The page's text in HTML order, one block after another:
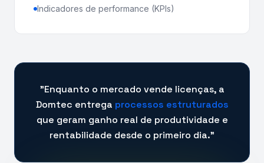
Indicadores de performance (KPIs)
"Enquanto o mercado vende licenças, a
Domtec entrega processos estruturados
que geram ganho real de produtividade e
rentabilidade desde o primeiro dia."